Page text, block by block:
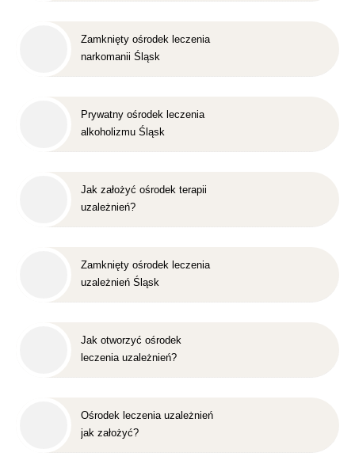
Zamknięty ośrodek leczenia
narkomanii Śląsk
Prywatny ośrodek leczenia
alkoholizmu Śląsk
Jak założyć ośrodek terapii
uzależnień?
Zamknięty ośrodek leczenia
uzależnień Śląsk
Jak otworzyć ośrodek
leczenia uzależnień?
Ośrodek leczenia uzależnień
jak założyć?